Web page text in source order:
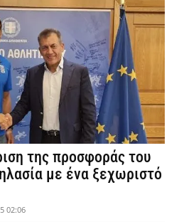
της προσφοράς του
με ένα ξεχωριστό
02:06